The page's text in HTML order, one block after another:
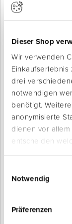
Dieser Shop
Wir verwenden
Einkaufserlebnis
drei
notwendigen
benötigt.
anonymisierte
dienen vor
entscheiden
Notwendig
Präferenzen
Produktinfo
Leistungsfähiger
Zum Fräsen und
Führung. Ein
Randsegments
staubfreies Arbeiten.